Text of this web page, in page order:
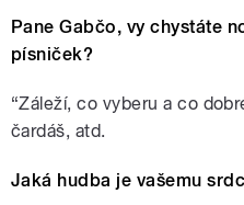
Pane Gabčo, vy chystáte
písniček?
“Záleží, co vyberu a co
čardáš, atd.
Jaká hudba je vašemu